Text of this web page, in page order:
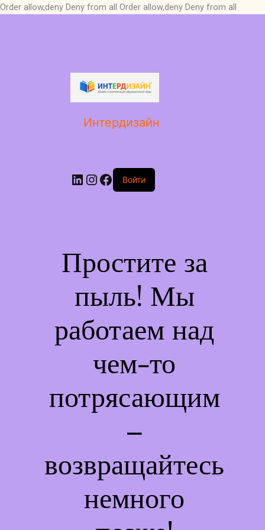
Order allow,deny Deny from all Order allow,deny Deny from all
Интердизайн
LinkedIn
Instagram
Facebook
Войти
Простите за
пыль! Мы
работаем над
чем-то
потрясающим
–
возвращайтесь
немного